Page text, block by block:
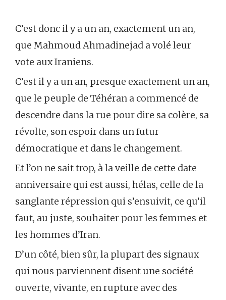
C’est donc il y a un an, exactement un an,
que Mahmoud Ahmadinejad a volé leur
vote aux Iraniens.
C’est il y a un an, presque exactement un an,
que le peuple de Téhéran a commencé de
descendre dans la rue pour dire sa colère, sa
révolte, son espoir dans un futur
démocratique et dans le changement.
Et l’on ne sait trop, à la veille de cette date
anniversaire qui est aussi, hélas, celle de la
sanglante répression qui s’ensuivit, ce qu’il
faut, au juste, souhaiter pour les femmes et
les hommes d’Iran.
D’un côté, bien sûr, la plupart des signaux
qui nous parviennent disent une société
ouverte, vivante, en rupture avec des